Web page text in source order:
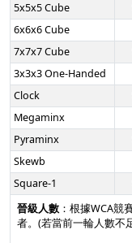
5x5x5 Cube
6x6x6 Cube
7x7x7 Cube
3x3x3 One-Handed
Clock
Megaminx
Pyraminx
Skewb
Square-1
晉級人數 ：根據WCA
者。(若當前一輪人數不